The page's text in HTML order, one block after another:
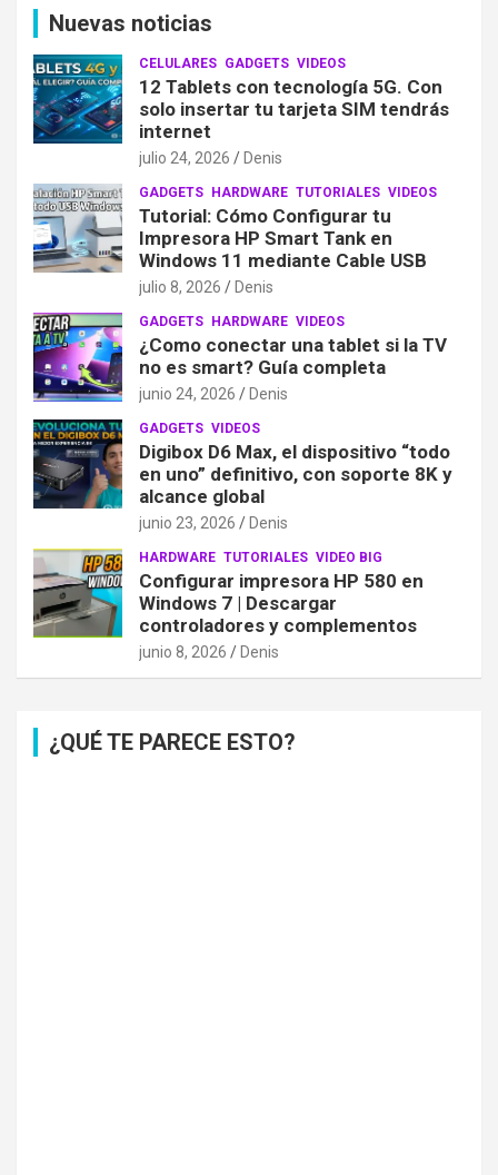
Nuevas noticias
CELULARES GADGETS VIDEOS
12 Tablets con tecnología 5G. Con
solo insertar tu tarjeta SIM tendrás
internet
julio 24, 2026 Denis
GADGETS HARDWARE TUTORIALES VIDEOS
Tutorial: Cómo Configurar tu
Impresora HP Smart Tank en
Windows 11 mediante Cable USB
julio 8, 2026 Denis
GADGETS HARDWARE VIDEOS
¿Como conectar una tablet si la TV
no es smart? Guía completa
junio 24, 2026 Denis
GADGETS VIDEOS
Digibox D6 Max, el dispositivo “todo
en uno” definitivo, con soporte 8K y
alcance global
junio 23, 2026 Denis
HARDWARE TUTORIALES VIDEO BIG
Configurar impresora HP 580 en
Windows 7 | Descargar
controladores y complementos
junio 8, 2026 Denis
¿QUÉ TE PARECE ESTO?